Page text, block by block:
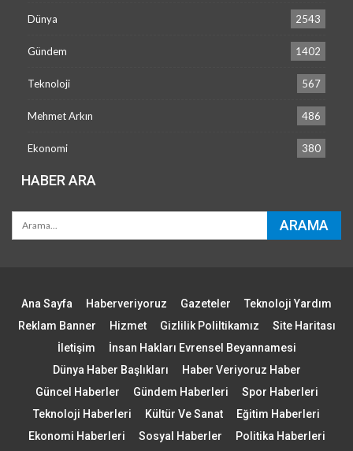
Dünya 2543
Gündem 1402
Teknoloji 567
Mehmet Arkın 486
Ekonomi 380
HABER ARA
Ana Sayfa Haberveriyoruz Gazeteler
Teknoloji Yardım
Reklam Banner
Hizmet Gizlilik Poliltikamız
Site Haritası
İletişim
İnsan Hakları Evrensel Beyannamesi
Dünya Haber Başlıkları
Haber Veriyoruz Haber
Güncel Haberler
Gündem Haberleri
Spor Haberleri
Teknoloji Haberleri
Kültür Ve Sanat
Eğitim Haberleri
Ekonomi Haberleri
Sosyal Haberler Politika Haberleri